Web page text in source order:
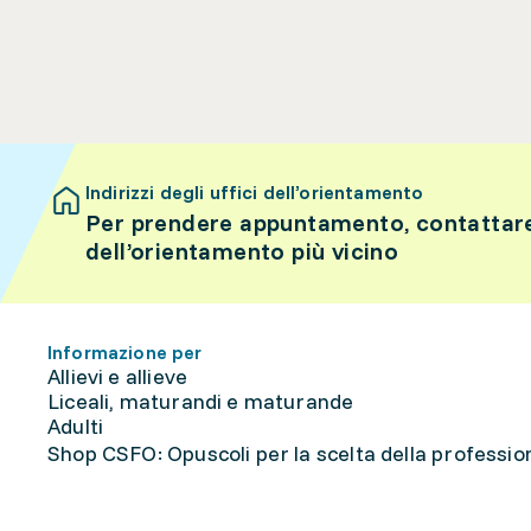
Indirizzi degli uffici dell’orientamento
Per prendere appuntamento,
dell’orientamento più vicino
Informazione per
Allievi e allieve
Liceali, maturandi e maturande
Adulti
Shop CSFO: Opuscoli per la scelta della